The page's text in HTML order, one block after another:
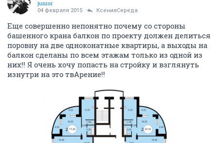
ОТВЕТИТЬ
К
КсенияСереда
member
04 февраля 2015 Владимир888
Интересный у Вас вывод. Вы закрываете глаза на
очевидные вещи, а всех собак на управляющего
отвечать за преступления других людей?
Переубеждать Вас никто не собирается, уже и так
понятно, чьими устами это сказано)) Скажу одно -
виновные будут наказаны, власть уже в курсе